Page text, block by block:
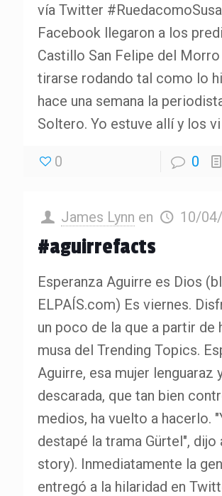
vía Twitter
Facebook llegaron a los
Castillo San Felipe del Morro
tirarse rodando tal como lo
hace una semana la
Soltero. Yo estuve allí y los
0 0
James Lynn en 10/
#aguirrefacts
Esperanza Aguirre es Dios
ELPAÍS.com) Es viernes.
un poco de la que a partir de
musa del Trending Topics.
Aguirre, esa mujer lenguaraz
descarada, que tan bien
medios, ha vuelto a hacerlo.
destapé la trama Gürtel", dijo
story). Inmediatamente la
entregó a la hilaridad en